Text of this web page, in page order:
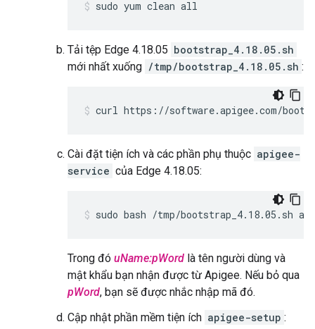
sudo yum clean all
Tải tệp Edge 4.18.05 bootstrap_4.18.05.sh
mới nhất xuống /tmp/bootstrap_4.18.05.sh :
curl https://software.apigee.com/
Cài đặt tiện ích và các phần phụ thuộc apigee-
service của Edge 4.18.05:
sudo bash /tmp/bootstrap_4.18.05.sh
Trong đó uName:pWord là tên người dùng và
mật khẩu bạn nhận được từ Apigee. Nếu bỏ qua
pWord, bạn sẽ được nhắc nhập mã đó.
Cập nhật phần mềm tiện ích apigee-setup :